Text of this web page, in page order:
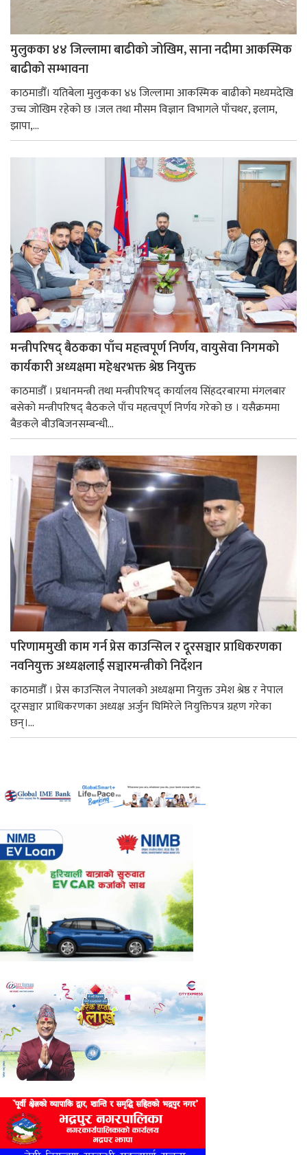
मुलुकका ४४ जिल्लामा बाढीको जोखिम, साना नदीमा आकस्मिक
बाढीको सम्भावना
काठमाडौँ। यतिबेला मुलुकका ४४ जिल्लामा आकस्मिक बाढीको मध्यमदेखि
उच्च जोखिम रहेको छ ।जल तथा मौसम विज्ञान विभागले पाँचथर, इलाम,
झापा,...
मन्त्रीपरिषद् बैठकका पाँच महत्त्वपूर्ण निर्णय, वायुसेवा निगमको
कार्यकारी अध्यक्षमा महेश्वरभक्त श्रेष्ठ नियुक्त
काठमाडौँ । प्रधानमन्त्री तथा मन्त्रीपरिषद् कार्यालय सिंहदरबारमा मंगलबार
बसेको मन्त्रीपरिषद् बैठकले पाँच महत्वपूर्ण निर्णय गरेको छ । यसैक्रममा
बैडकले बीउबिजनसम्बन्धी...
परिणाममुखी काम गर्न प्रेस काउन्सिल र दूरसञ्चार प्राधिकरणका
नवनियुक्त अध्यक्षलाई सञ्चारमन्त्रीको निर्देशन
काठमाडौँ । प्रेस काउन्सिल नेपालको अध्यक्षमा नियुक्त उमेश श्रेष्ठ र नेपाल
दूरसञ्चार प्राधिकरणका अध्यक्ष अर्जुन घिमिरेले नियुक्तिपत्र ग्रहण गरेका
छन्।...